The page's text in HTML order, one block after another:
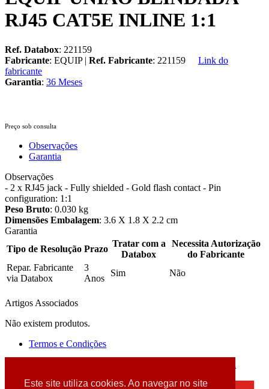
Este site utiliza cookies. Ao navegar no site
RJ45 CAT5E INLINE 1:1
Ref. Databox: 221159
Fabricante: EQUIP | Ref. Fabricante: 221159
Link do
fabricante
Garantia: 36 Meses
Preço sob consulta
Observações
Garantia
Observações
- 2 x RJ45 jack - Fully shielded - Gold flash contact - Pin
configuration: 1:1
Peso Bruto: 0.030 kg
Dimensões Embalagem: 3.6 X 1.8 X 2.2 cm
Garantia
Tipo de Resolução Prazo
Tratar com a
Databox
Necessita Autorização
do Fabricante
Repar. Fabricante
via Databox
3
Anos
Sim Não
Artigos Associados
Não existem produtos.
Termos e Condições